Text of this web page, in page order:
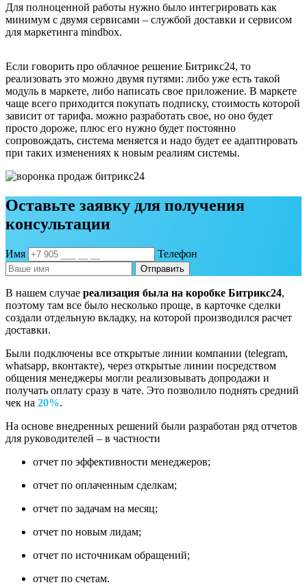
Для полноценной работы нужно было интегрировать как
минимум с двумя сервисами – службой доставки и сервисом
для маркетинга mindbox.
Если говорить про облачное решение Битрикс24, то
реализовать это можно двумя путями: либо уже есть такой
модуль в маркете, либо написать свое приложение. В маркете
чаще всего приходится покупать подписку, стоимость которой
зависит от тарифа. можно разработать свое, но оно будет
просто дороже, плюс его нужно будет постоянно
сопровождать, система меняется и надо будет ее адаптировать
при таких изменениях к новым реалиям системы.
Оставьте заявку для получения
консультации
Имя Телефон
Отправить
В нашем случае реализация была на коробке Битрикс24,
поэтому там все было несколько проще, в карточке сделки
создали отдельную вкладку, на которой производился расчет
доставки.
Были подключены все открытые линии компании (telegram,
whatsapp, вконтакте), через открытые линии посредством
общения менеджеры могли реализовывать допродажи и
получать оплату сразу в чате. Это позволило поднять средний
чек на 20%.
На основе внедренных решений были разработан ряд отчетов
для руководителей – в частности
отчет по эффективности менеджеров;
отчет по оплаченным сделкам;
отчет по задачам на месяц;
отчет по новым лидам;
отчет по источникам обращений;
отчет по счетам.